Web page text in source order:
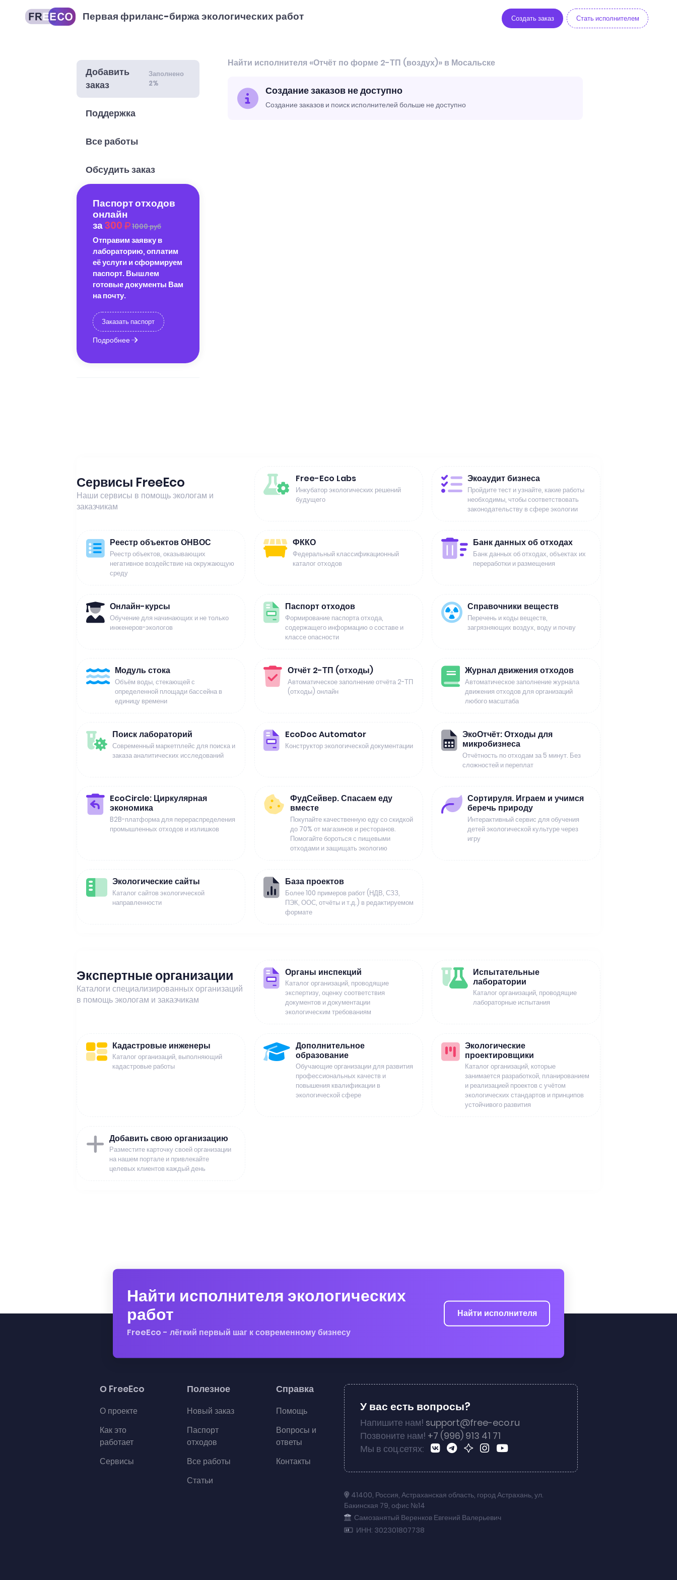
Первая фриланс-биржа экологических работ Создать заказ Стать исполнителем
Добавить
заказ
Заполнено
2%
Поддержка
Все работы
Обсудить заказ
Паспорт отходов
онлайн
за300 1000 руб
Отправим заявку в
лабораторию, оплатим
её услуги и сформируем
паспорт. Вышлем
готовые документы Вам
на почту.
Заказать паспорт
Подробнее
Найти исполнителя «Отчёт по форме 2-ТП (воздух)» в Мосальске
Создание заказов не доступно
Создание заказов и поиск исполнителей больше не доступно
Сервисы FreeEco
Наши сервисы в помощь экологам и
заказчикам
Free-Eco Labs
Инкубатор экологических решений
будущего
Экоаудит бизнеса
Пройдите тест и узнайте, какие работы
необходимы, чтобы соответствовать
законодательству в сфере экологии
Реестр объектов ОНВОС
Реестр объектов, оказывающих
негативное воздействие на окружающую
среду
ФККО
Федеральный классификационный
каталог отходов
Банк данных об отходах
Банк данных об отходах, объектах их
переработки и размещения
Онлайн-курсы
Обучение для начинающих и не только
инженеров-экологов
Паспорт отходов
Формирование паспорта отхода,
содержащего информацию о составе и
классе опасности
Справочники веществ
Перечень и коды веществ,
загрязняющих воздух, воду и почву
Модуль стока
Объём воды, стекающей с
определенной площади бассейна в
единицу времени
Отчёт 2-ТП (отходы)
Автоматическое заполнение отчёта 2-ТП
(отходы) онлайн
Журнал движения отходов
Автоматическое заполнение журнала
движения отходов для организаций
любого масштаба
Поиск лабораторий
Современный маркетплейс для поиска и
заказа аналитических исследований
EcoDoc Automator
Конструктор экологической документации
ЭкоОтчёт: Отходы для
микробизнеса
Отчётность по отходам за 5 минут. Без
сложностей и переплат
EcoCircle: Циркулярная
экономика
B2B-платформа для перераспределения
промышленных отходов и излишков
ФудСейвер. Спасаем еду
вместе
Покупайте качественную еду со скидкой
до 70% от магазинов и ресторанов.
Помогайте бороться с пищевыми
отходами и защищать экологию
Сортируля. Играем и учимся
беречь природу
Интерактивный сервис для обучения
детей экологической культуре через
игру
Экологические сайты
Каталог сайтов экологической
направленности
База проектов
Более 100 примеров работ (НДВ, СЗЗ,
ПЭК, ООС, отчёты и т.д.) в редактируемом
формате
Экспертные организации
Каталоги специализированных организаций
в помощь экологам и заказчикам
Органы инспекций
Каталог организаций, проводящие
экспертизу, оценку соответствия
документов и документации
экологическим требованиям
Испытательные
лаборатории
Каталог организаций, проводящие
лабораторные испытания
Кадастровые инженеры
Каталог организаций, выполняющий
кадастровые работы
Дополнительное
образование
Обучающие организации для развития
профессиональных качеств и
повышения квалификации в
экологической сфере
Экологические
проектировщики
Каталог организаций, которые
занимается разработкой, планированием
и реализацией проектов с учётом
экологических стандартов и принципов
устойчивого развития
Добавить свою организацию
Разместите карточку своей организации
на нашем портале и привлекайте
целевых клиентов каждый день
Найти исполнителя экологических
работ
FreeEco - лёгкий первый шаг к современному бизнесу
Найти исполнителя
О FreeEco
О проекте
Как это
работает
Сервисы
Полезное
Новый заказ
Паспорт
отходов
Все работы
Статьи
Справка
Помощь
Вопросы и
ответы
Контакты
У вас есть вопросы?
Напишите нам! support@free-eco.ru
Позвоните нам! +7 (996) 913 41 71
Мы в соц.сетях:
41400, Россия, Астраханская область, город Астрахань, ул.
Бакинская 79, офис №14
Самозанятый Веренков Евгений Валерьевич
ИНН: 302301807738